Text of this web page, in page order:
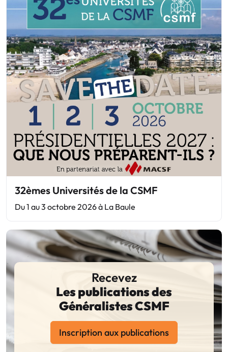
32èmes Universités de la CSMF
Du 1 au 3 octobre 2026 à La Baule
Recevez
Les publications des
Généralistes CSMF
Inscription aux publications